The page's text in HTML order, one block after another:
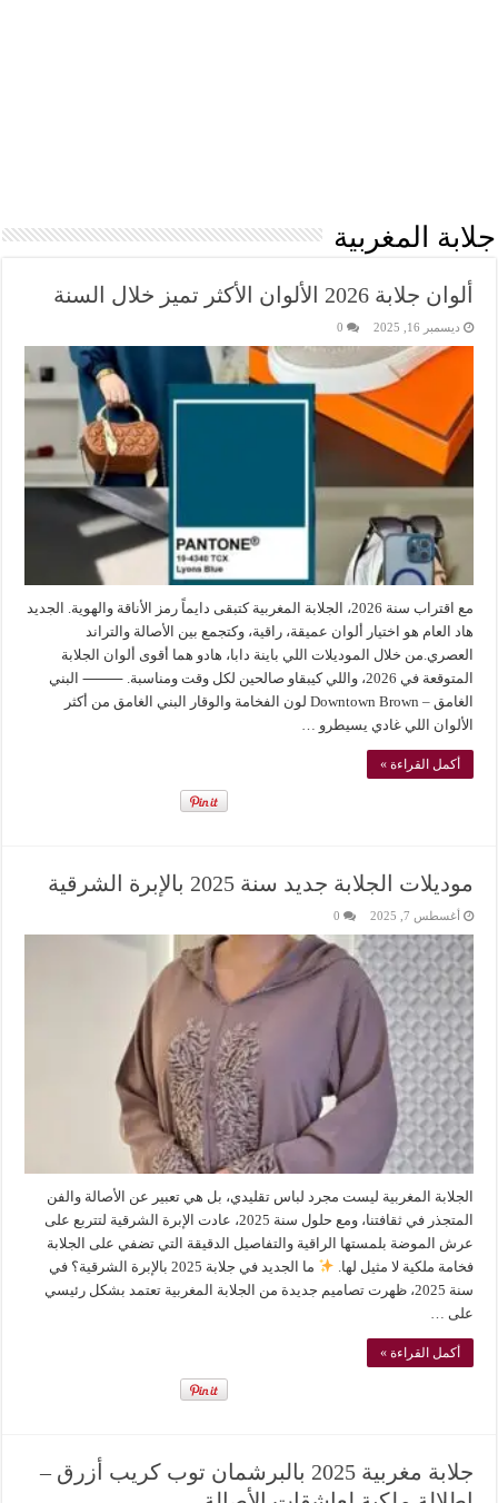
جلابة المغربية
ألوان جلابة 2026 الألوان الأكثر تميز خلال السنة
ديسمبر 16, 2025 0
مع اقتراب سنة 2026، الجلابة المغربية كتبقى دايماً رمز الأناقة والهوية. الجديد
هاد العام هو اختيار ألوان عميقة، راقية، وكتجمع بين الأصالة والتراند
العصري.من خلال الموديلات اللي باينة دابا، هادو هما أقوى ألوان الجلابة
المتوقعة في 2026، واللي كيبقاو صالحين لكل وقت ومناسبة. ⸻ البني
الغامق – Downtown Brown لون الفخامة والوقار البني الغامق من أكثر
الألوان اللي غادي يسيطرو …
أكمل القراءة »
موديلات الجلابة جديد سنة 2025 بالإبرة الشرقية
أغسطس 7, 2025 0
الجلابة المغربية ليست مجرد لباس تقليدي، بل هي تعبير عن الأصالة والفن
المتجذر في ثقافتنا، ومع حلول سنة 2025، عادت الإبرة الشرقية لتتربع على
عرش الموضة بلمستها الراقية والتفاصيل الدقيقة التي تضفي على الجلابة
فخامة ملكية لا مثيل لها.
ما الجديد في جلابة 2025 بالإبرة الشرقية؟ في
سنة 2025، ظهرت تصاميم جديدة من الجلابة المغربية تعتمد بشكل رئيسي
على …
أكمل القراءة »
جلابة مغربية 2025 بالبرشمان توب كريب أزرق –